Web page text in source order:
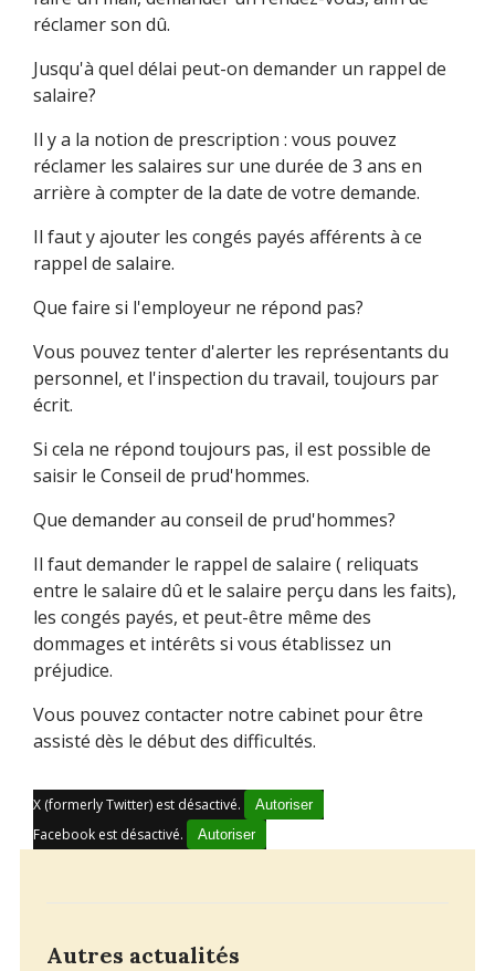
réclamer son dû.
Jusqu'à quel délai peut-on demander un rappel de
salaire?
Il y a la notion de prescription : vous pouvez
réclamer les salaires sur une durée de 3 ans en
arrière à compter de la date de votre demande.
Il faut y ajouter les congés payés afférents à ce
rappel de salaire.
Que faire si l'employeur ne répond pas?
Vous pouvez tenter d'alerter les représentants du
personnel, et l'inspection du travail, toujours par
écrit.
Si cela ne répond toujours pas, il est possible de
saisir le Conseil de prud'hommes.
Que demander au conseil de prud'hommes?
Il faut demander le rappel de salaire ( reliquats
entre le salaire dû et le salaire perçu dans les faits),
les congés payés, et peut-être même des
dommages et intérêts si vous établissez un
préjudice.
Vous pouvez contacter notre cabinet pour être
assisté dès le début des difficultés.
X (formerly Twitter) est désactivé. Autoriser
Facebook est désactivé. Autoriser
Autres actualités